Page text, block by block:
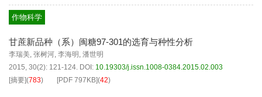
作物科学
甘蔗新品种（系）闽糖97-301的选育与种性分析
李瑞美, 张树河, 李海明 , 潘世明
2015, 30(2): 121-124. DOI: 10.19303/j.issn.1008-0384.2015.02.003
[摘要](783) [PDF 797KB](42)